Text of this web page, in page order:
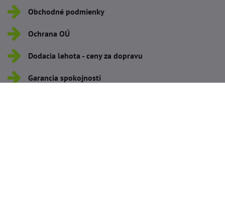
Obchodné podmienky
Ochrana OÚ
Dodacia lehota - ceny za dopravu
Garancia spokojnosti